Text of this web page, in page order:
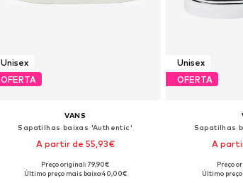
Unisex
OFERTA
VANS
Sapatilhas baixas 'Authentic'
A partir de 55,93€
+1
Disponível em vários tamanhos
Preço original: 79,90€
Último preço mais baixo:40,00€
Unisex
OFERTA
Sapatilhas
A
Disponível
Preço
Último